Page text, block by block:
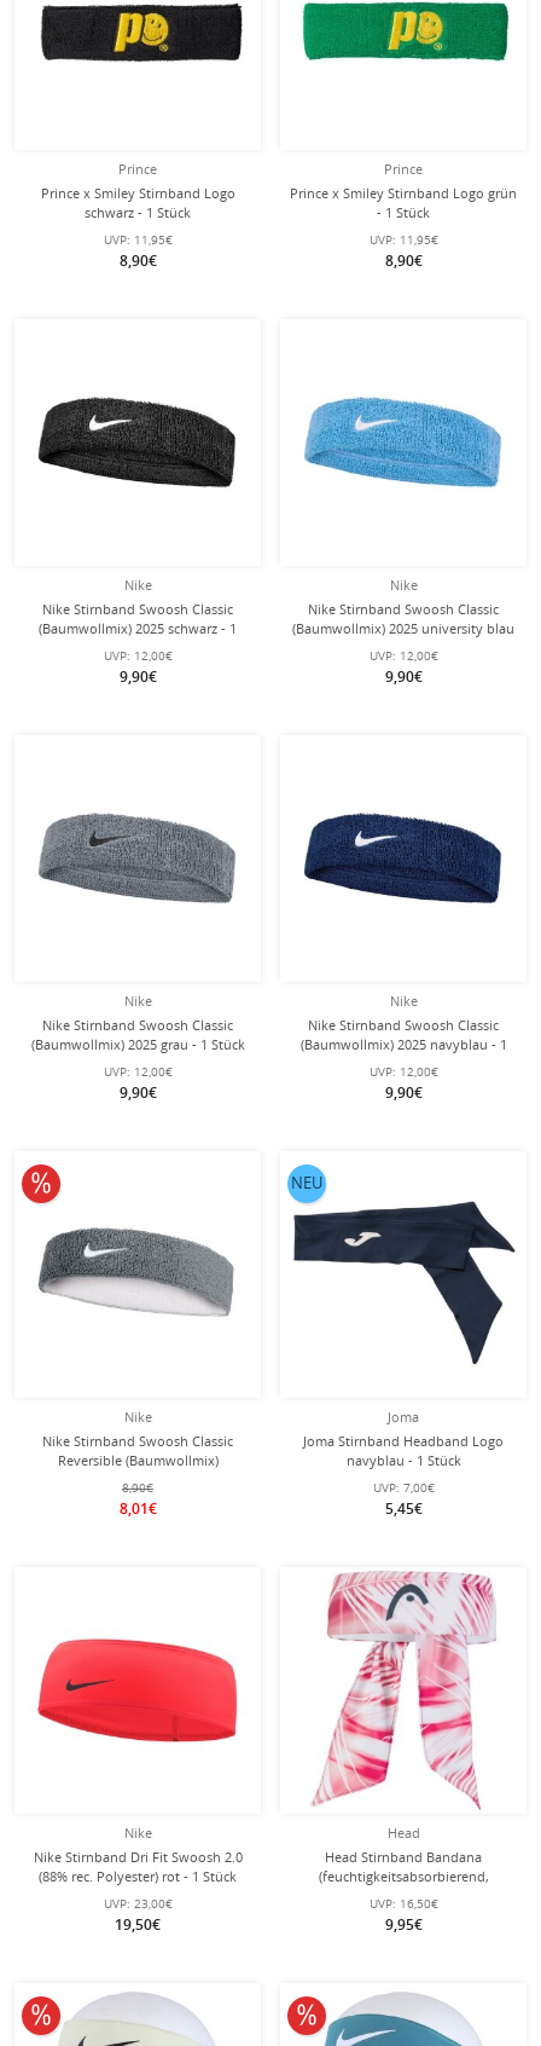
Prince
Prince x Smiley Stirnband Logo
schwarz - 1 Stück
UVP: 11,95€
8,90€
Prince
Prince x Smiley Stirnband Logo grün
- 1 Stück
UVP: 11,95€
8,90€
Nike
Nike Stirnband Swoosh Classic
(Baumwollmix) 2025 schwarz - 1
Stück
UVP: 12,00€
9,90€
Nike
Nike Stirnband Swoosh Classic
(Baumwollmix) 2025 university blau
- 1 Stück
UVP: 12,00€
9,90€
Nike
Nike Stirnband Swoosh Classic
(Baumwollmix) 2025 grau - 1 Stück
UVP: 12,00€
9,90€
Nike
Nike Stirnband Swoosh Classic
(Baumwollmix) 2025 navyblau - 1
Stück
UVP: 12,00€
9,90€
Nike
Nike Stirnband Swoosh Classic
Reversible (Baumwollmix)
grau/weiss - 1 Stück
8,90€
8,01€
10% reduziert
Joma
Joma Stirnband Headband Logo
navyblau - 1 Stück
UVP: 7,00€
5,45€
NEU
Nike
Nike Stirnband Dri Fit Swoosh 2.0
(88% rec. Polyester) rot - 1 Stück
UVP: 23,00€
19,50€
Head
Head Stirnband Bandana
(feuchtigkeitsabsorbierend,
Microfiber Technologie) pink/weiss -
1 Stück
UVP: 16,50€
9,95€
10% reduziert 10% reduziert